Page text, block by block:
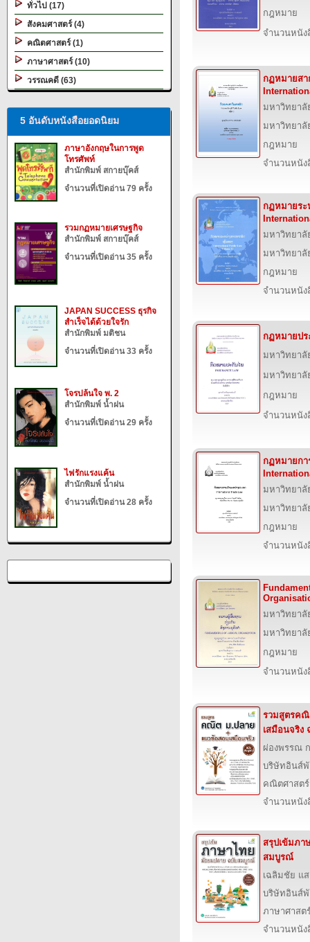
ทั่วไป (17)
สังคมศาสตร์ (4)
คณิตศาสตร์ (1)
ภาษาศาสตร์ (10)
วรรณคดี (63)
5 อันดับหนังสือยอดนิยม
ภาษาอังกฤษในการพูด
โทรศัพท์
สำนักพิมพ์ สกายบุ๊คส์
จำนวนที่เปิดอ่าน 79 ครั้ง
รวมกฏหมายเศรษฐกิจ
สำนักพิมพ์ สกายบุ๊คส์
จำนวนที่เปิดอ่าน 35 ครั้ง
JAPAN SUCCESS ธุรกิจ
สำเร็จได้ด้วยใจรัก
สำนักพิมพ์ มติชน
จำนวนที่เปิดอ่าน 33 ครั้ง
โจรปล้นใจ พ. 2
สำนักพิมพ์ น้ำฝน
จำนวนที่เปิดอ่าน 29 ครั้ง
ไฟรักแรงแค้น
สำนักพิมพ์ น้ำฝน
จำนวนที่เปิดอ่าน 28 ครั้ง
กฎหมาย
จำนวนหนัง
กฏหมายสา
มหาวิทยาลั
มหาวิทยาลั
กฎหมาย
จำนวนหนัง
กฏหมายระ
มหาวิทยาลั
มหาวิทยาลั
กฎหมาย
จำนวนหนัง
กฏหมายปร
มหาวิทยาลั
มหาวิทยาลั
กฎหมาย
จำนวนหนัง
กฏหมายกา
มหาวิทยาลั
มหาวิทยาลั
กฎหมาย
จำนวนหนัง
มหาวิทยาลั
มหาวิทยาลั
กฎหมาย
จำนวนหนัง
รวมสูตรค
เสมือนจริ
ผ่องพรรณ
บริษัทอินส์
คณิตศาสตร์
จำนวนหนัง
สรุปเข้มภา
สมบูรณ์
เฉลิมชัย แ
บริษัทอินส์
ภาษาศาสต
จำนวนหนัง